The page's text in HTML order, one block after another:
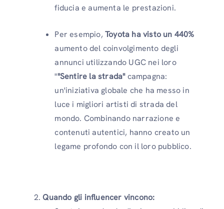
fiducia e aumenta le prestazioni.
Per esempio, Toyota ha visto un 440%
aumento del coinvolgimento degli
annunci utilizzando UGC nei loro
""Sentire la strada"campagna:
un'iniziativa globale che ha messo in
luce i migliori artisti di strada del
mondo. Combinando narrazione e
contenuti autentici, hanno creato un
legame profondo con il loro pubblico.
Quando gli influencer vincono: